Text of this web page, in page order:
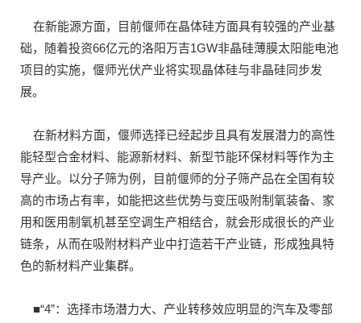
在新能源方面，目前偃师在晶体硅方面具有较强的产业基
础，随着投资66亿元的洛阳万吉1GW非晶硅薄膜太阳能电池
项目的实施，偃师光伏产业将实现晶体硅与非晶硅同步发
展。
在新材料方面，偃师选择已经起步且具有发展潜力的高性
能轻型合金材料、能源新材料、新型节能环保材料等作为主
导产业。以分子筛为例，目前偃师的分子筛产品在全国有较
高的市场占有率，如能把这些优势与变压吸附制氧装备、家
用和医用制氧机甚至空调生产相结合，就会形成很长的产业
链条，从而在吸附材料产业中打造若干产业链，形成独具特
色的新材料产业集群。
■“4”：选择市场潜力大、产业转移效应明显的汽车及零部